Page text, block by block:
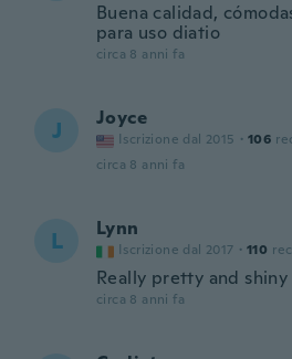
Buena calidad,
para uso diatio
circa 8 anni fa
J Joyce
Iscrizione dal 2015 · 106
circa 8 anni fa
L Lynn
Iscrizione dal 2017 · 110
Really pretty and shiny
circa 8 anni fa